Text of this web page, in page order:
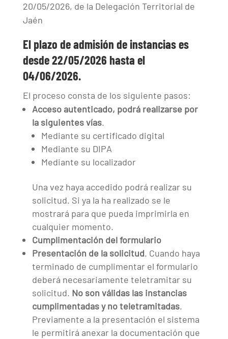
20/05/2026, de la Delegación Territorial de
Jaén
El plazo de admisión de instancias es
desde 22/05/2026 hasta el
04/06/2026.
El proceso consta de los siguiente pasos:
Acceso autenticado, podrá realizarse por
la siguientes vías.
Mediante su certificado digital
Mediante su DIPA
Mediante su localizador
Una vez haya accedido podrá realizar su
solicitud. Si ya la ha realizado se le
mostrará para que pueda imprimirla en
cualquier momento.
Cumplimentación del formulario
Presentación de la solicitud. Cuando haya
terminado de cumplimentar el formulario
deberá necesariamente teletramitar su
solicitud. No son válidas las instancias
cumplimentadas y no teletramitadas.
Previamente a la presentación el sistema
le permitirá anexar la documentación que